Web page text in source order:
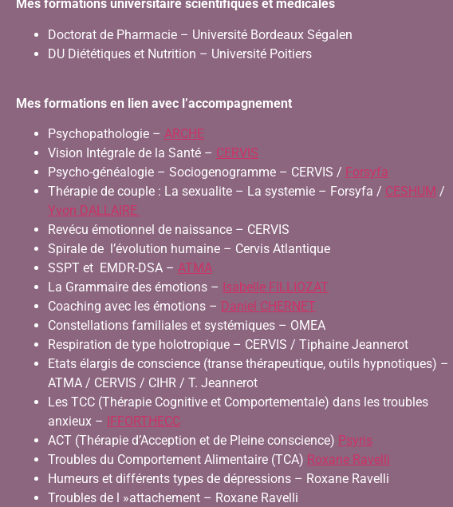
Mes formations universitaire scientifiques et médicales
Doctorat de Pharmacie – Université Bordeaux Ségalen
DU Diététiques et Nutrition – Université Poitiers
Mes formations en lien avec l’accompagnement
Psychopathologie – ARCHE
Vision Intégrale de la Santé – CERVIS
Psycho-généalogie – Sociogenogramme – CERVIS / Forsyfa
Thérapie de couple : La sexualite – La systemie – Forsyfa / CESHUM /
Yvon DALLAIRE
Revécu émotionnel de naissance – CERVIS
Spirale de l’évolution humaine – Cervis Atlantique
SSPT et EMDR-DSA – ATMA
La Grammaire des émotions – Isabelle FILLIOZAT
Coaching avec les émotions – Daniel CHERNET
Constellations familiales et systémiques – OMEA
Respiration de type holotropique – CERVIS / Tiphaine Jeannerot
Etats élargis de conscience (transe thérapeutique, outils hypnotiques) –
ATMA / CERVIS / CIHR / T. Jeannerot
Les TCC (Thérapie Cognitive et Comportementale) dans les troubles
anxieux –
IFFORTHECC
ACT (Thérapie d’Acception et de Pleine conscience) Psyris
Troubles du Comportement Alimentaire (TCA) Roxane Ravelli
Humeurs et différents types de dépressions – Roxane Ravelli
Troubles de l »attachement – Roxane Ravelli